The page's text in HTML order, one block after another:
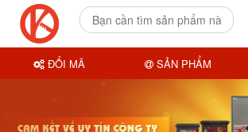
ĐỔI MÃ SẢN PHẨM